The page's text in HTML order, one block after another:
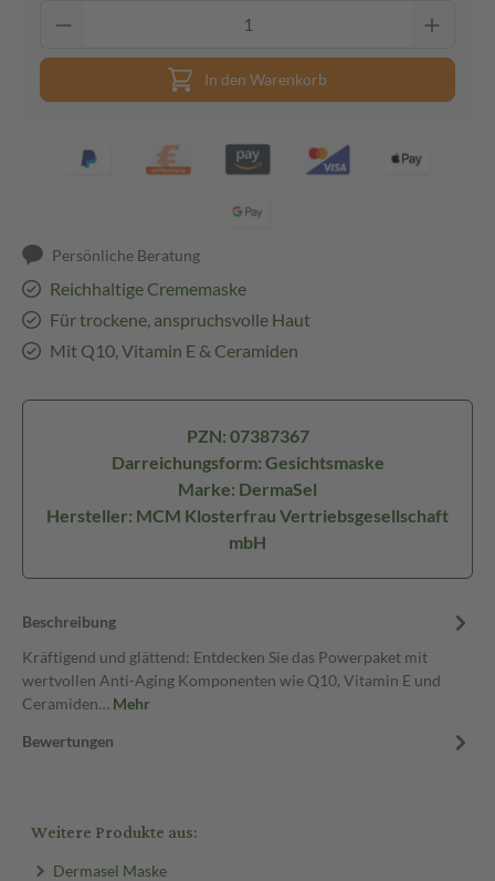
In den Warenkorb
Persönliche Beratung
Reichhaltige Crememaske
Für trockene, anspruchsvolle Haut
Mit Q10, Vitamin E & Ceramiden
PZN: 07387367
Darreichungsform: Gesichtsmaske
Marke: DermaSel
Hersteller: MCM Klosterfrau Vertriebsgesellschaft
mbH
Beschreibung
Kräftigend und glättend: Entdecken Sie das Powerpaket mit
wertvollen Anti-Aging Komponenten wie Q10, Vitamin E und
Ceramiden… Mehr
Bewertungen
Weitere Produkte aus:
Dermasel Maske